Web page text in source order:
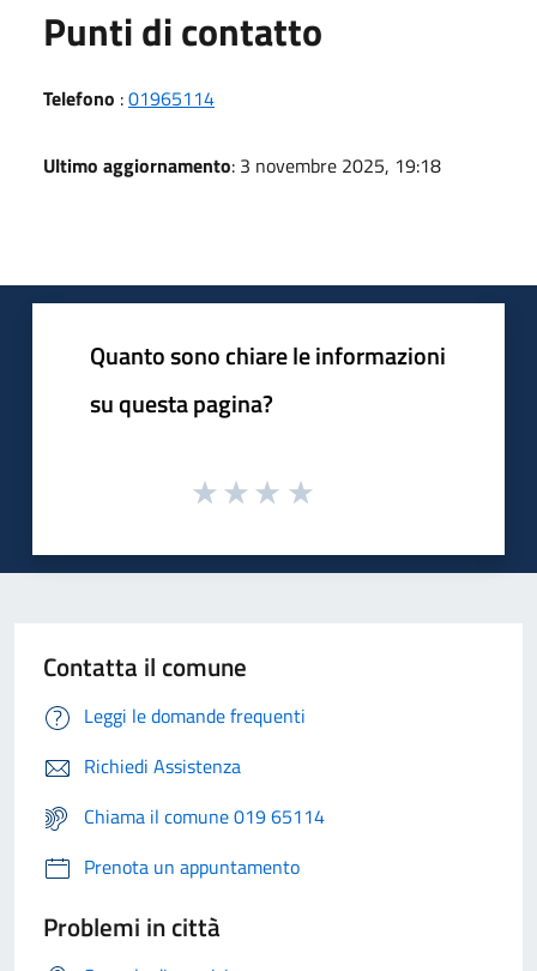
Punti di contatto
Telefono :01965114
Ultimo aggiornamento: 3 novembre 2025, 19:18
Quanto sono chiare le informazioni
su questa pagina?
Contatta il comune
Leggi le domande frequenti
Richiedi Assistenza
Chiama il comune 019 65114
Prenota un appuntamento
Problemi in città